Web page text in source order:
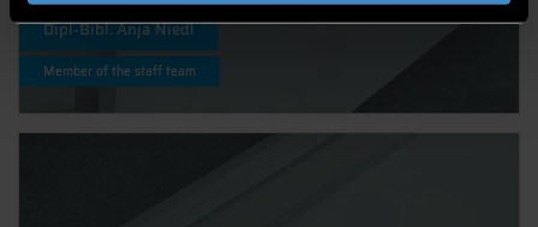
Dipl-Bibl. Anja Niedl
Member of the staff team